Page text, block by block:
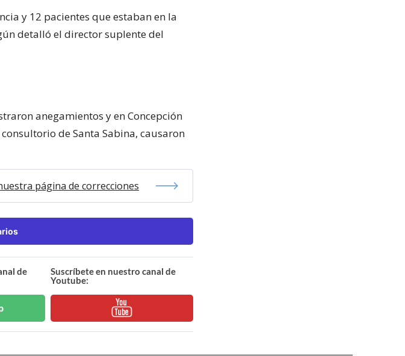
y 12 pacientes que estaban en la
detalló el director suplente del
anegamientos y en Concepción
de Santa Sabina, causaron
página de correcciones
de
Suscríbete en nuestro canal de
Youtube: